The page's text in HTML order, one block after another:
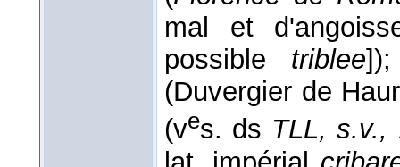
mal et
possible triblee
(Duvergier de
(ves. ds TLL, s.v.,